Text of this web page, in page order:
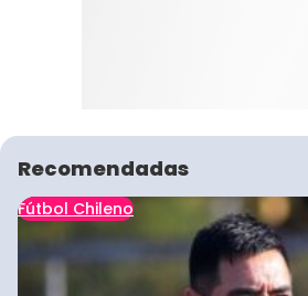
Recomendadas
Fútbol Chileno